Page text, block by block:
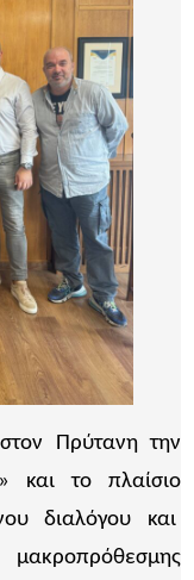
Πρύτανη την
και το πλαίσιο
διαλόγου και